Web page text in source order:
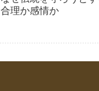
合理か感情か